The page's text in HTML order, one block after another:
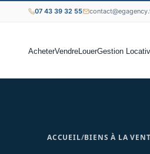
07 43 39 32 55
AcheterVendreLouerGestion
ACCUEIL/BIENS À LA